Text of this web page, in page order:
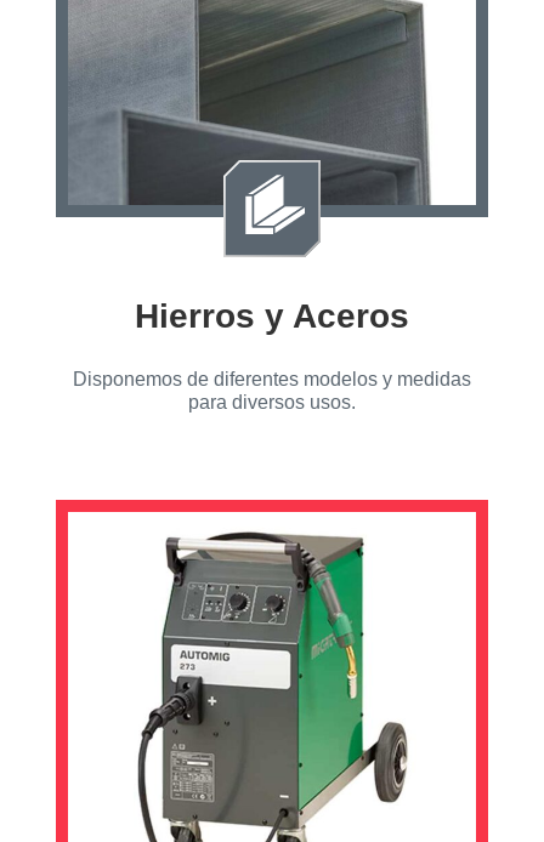
Hierros y Aceros
Disponemos de diferentes modelos y medidas
para diversos usos.